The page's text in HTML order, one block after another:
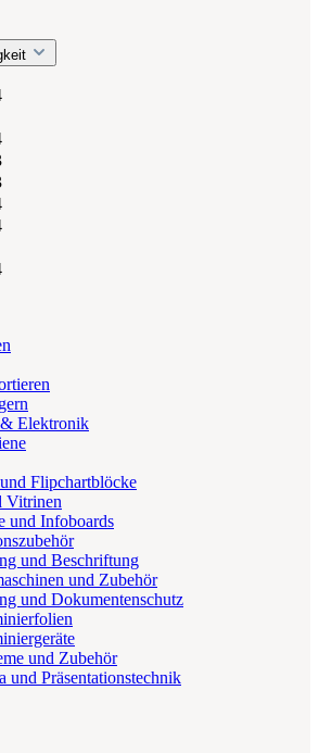
Elektronik
Flipchartblöcke
Vitrinen
und Infoboards
und Beschriftung
und Zubehör
und Dokumentenschutz
und Zubehör
und Präsentationstechnik